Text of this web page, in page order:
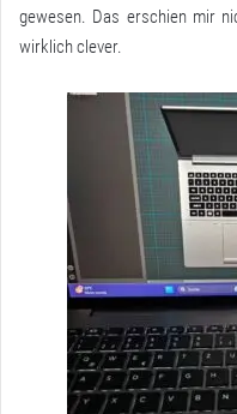
gewesen. Das erschien mir
wirklich clever.